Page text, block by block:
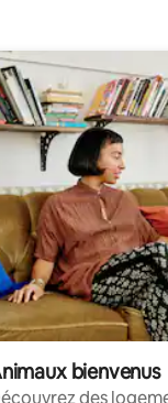
bienvenus
des